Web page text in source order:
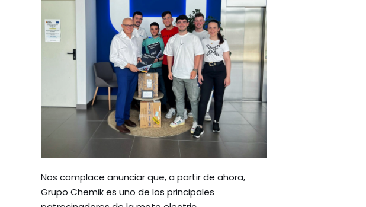
Nos complace anunciar que, a partir de ahora,
Grupo Chemik es uno de los principales